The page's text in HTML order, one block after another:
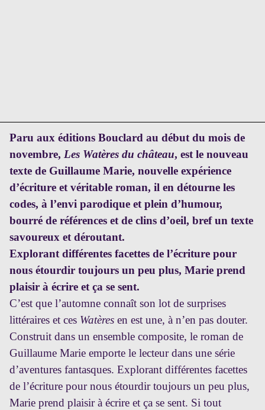
Paru aux éditions Bouclard au début du mois de
novembre, Les Watères du château, est le nouveau
texte de Guillaume Marie, nouvelle expérience
d’écriture et véritable roman, il en détourne les
codes, à l’envi parodique et plein d’humour,
bourré de références et de clins d’oeil, bref un texte
savoureux et déroutant.
Explorant différentes facettes de l’écriture pour
nous étourdir toujours un peu plus, Marie prend
plaisir à écrire et ça se sent.
C’est que l’automne connaît son lot de surprises
littéraires et ces Watères en est une, à n’en pas douter.
Construit dans un ensemble composite, le roman de
Guillaume Marie emporte le lecteur dans une série
d’aventures fantasques. Explorant différentes facettes
de l’écriture pour nous étourdir toujours un peu plus,
Marie prend plaisir à écrire et ça se sent. Si tout